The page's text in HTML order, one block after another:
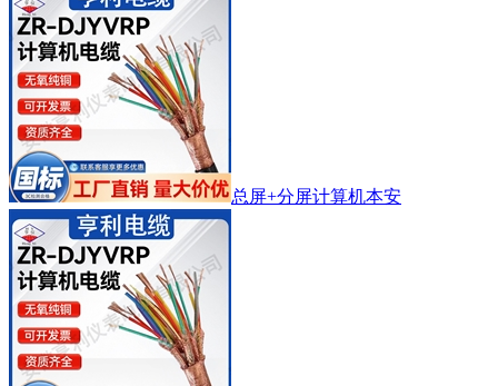
总屏+分屏计算机本安